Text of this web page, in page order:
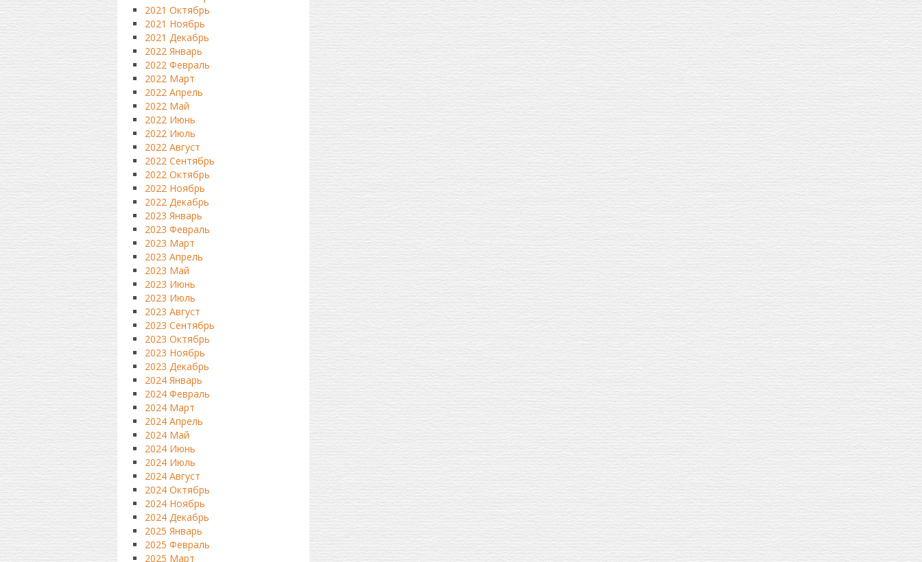
2021 Октябрь
2021 Ноябрь
2021 Декабрь
2022 Январь
2022 Февраль
2022 Март
2022 Апрель
2022 Май
2022 Июнь
2022 Июль
2022 Август
2022 Сентябрь
2022 Октябрь
2022 Ноябрь
2022 Декабрь
2023 Январь
2023 Февраль
2023 Март
2023 Апрель
2023 Май
2023 Июнь
2023 Июль
2023 Август
2023 Сентябрь
2023 Октябрь
2023 Ноябрь
2023 Декабрь
2024 Январь
2024 Февраль
2024 Март
2024 Апрель
2024 Май
2024 Июнь
2024 Июль
2024 Август
2024 Октябрь
2024 Ноябрь
2024 Декабрь
2025 Январь
2025 Февраль
2025 Март